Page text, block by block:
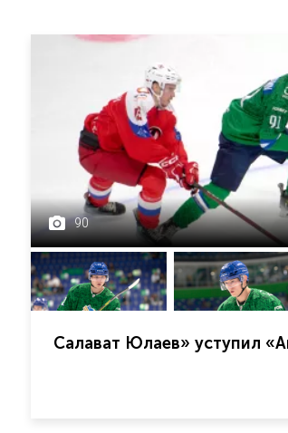
90
Салават Юлаев» уступил